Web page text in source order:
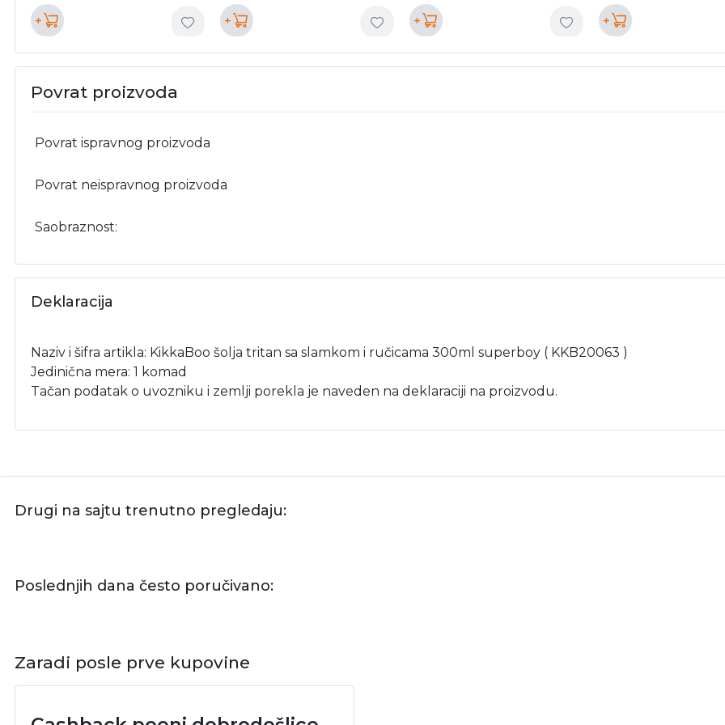
+ + + +
Povrat proizvoda
Povrat ispravnog proizvoda
Povrat neispravnog proizvoda
Saobraznost:
Deklaracija
Naziv i šifra artikla: KikkaBoo šolja tritan sa slamkom i ručicama 300ml superboy ( KKB20063 )
Jedinična mera: 1 komad
Tačan podatak o uvozniku i zemlji porekla je naveden na deklaraciji na proizvodu.
Drugi na sajtu trenutno pregledaju:
Poslednjih dana često poručivano:
Zaradi posle prve kupovine